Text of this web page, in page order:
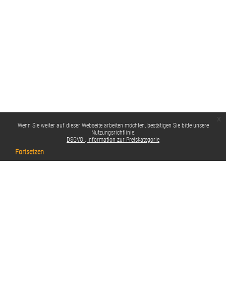
Wenn Sie weiter auf dieser Webseite arbeiten möchten, bestätigen Sie bitte unsere
Nutzungsrichtlinie:
DSGVO
Information zur Preiskategorie
Fortsetzen